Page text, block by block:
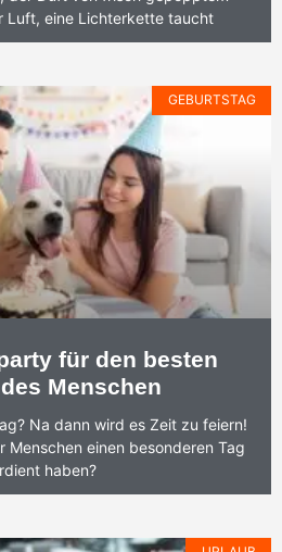
Luft, eine Lichterkette taucht
GEBURTSTAG
für den besten
Menschen
Na dann wird es Zeit zu feiern!
Menschen einen besonderen Tag
haben?